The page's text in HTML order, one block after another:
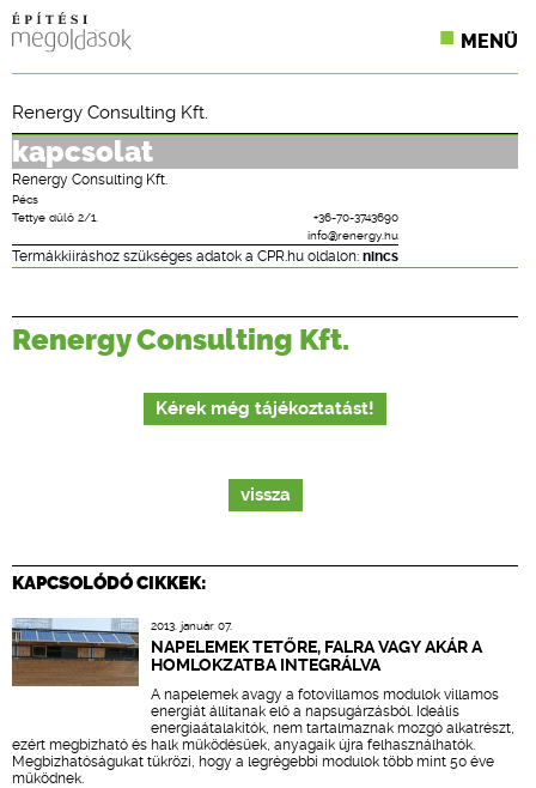
MENÜ
ÉPÍTÉSI JOG
TERVEZÉSI SEGÉDLETEK
Renergy Consulting Kft.
kapcsolat
Renergy Consulting Kft.
Pécs
Tettye dűlő 2/1.
+36-70-3743690
info@renergy.hu
Termákkiíráshoz szükséges adatok a CPR.hu oldalon: nincs
Renergy Consulting Kft.
Kérek még tájékoztatást!
vissza
KAPCSOLÓDÓ CIKKEK:
2013. január 07.
NAPELEMEK TETŐRE, FALRA VAGY AKÁR A
HOMLOKZATBA INTEGRÁLVA
A napelemek avagy a fotovillamos modulok villamos
energiát állítanak elő a napsugárzásból. Ideális
energiaátalakítók, nem tartalmaznak mozgó alkatrészt,
ezért megbízható és halk működésűek, anyagaik újra felhasználhatók.
Megbízhatóságukat tükrözi, hogy a legrégebbi modulok több mint 50 éve
működnek.